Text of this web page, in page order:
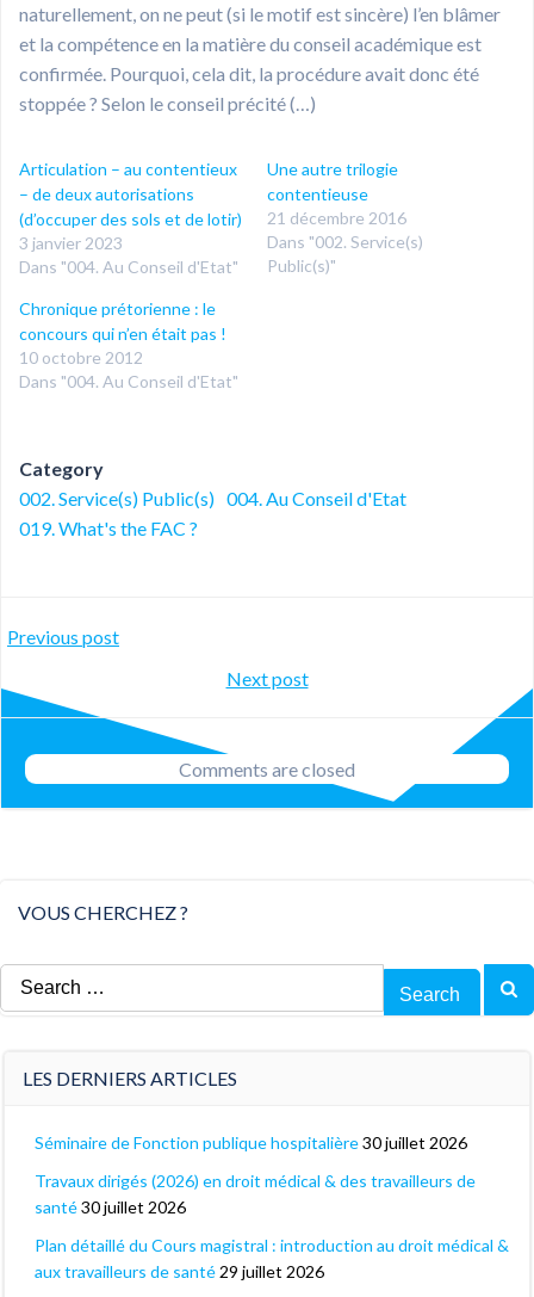
naturellement, on ne peut (si le motif est sincère) l’en blâmer
et la compétence en la matière du conseil académique est
confirmée. Pourquoi, cela dit, la procédure avait donc été
stoppée ? Selon le conseil précité (…)
Articulation – au contentieux
– de deux autorisations
(d’occuper des sols et de lotir)
3 janvier 2023
Dans "004. Au Conseil d'Etat"
Une autre trilogie
contentieuse
21 décembre 2016
Dans "002. Service(s)
Public(s)"
Chronique prétorienne : le
concours qui n’en était pas !
10 octobre 2012
Dans "004. Au Conseil d'Etat"
Category
002. Service(s) Public(s) 004. Au Conseil d'Etat
019. What's the FAC ?
Post
navigation
Previous post
Post
navigation
Next post
Comments are closed
VOUS CHERCHEZ ?
Search
for:
LES DERNIERS ARTICLES
Séminaire de Fonction publique hospitalière30 juillet 2026
Travaux dirigés (2026) en droit médical & des travailleurs de
santé30 juillet 2026
Plan détaillé du Cours magistral : introduction au droit médical &
aux travailleurs de santé 29 juillet 2026